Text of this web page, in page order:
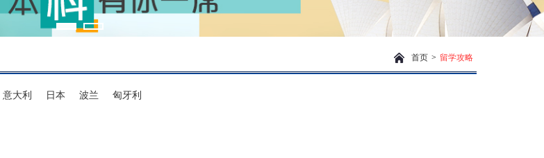
首页 > 留学攻略
意大利 日本 波兰
匈牙利